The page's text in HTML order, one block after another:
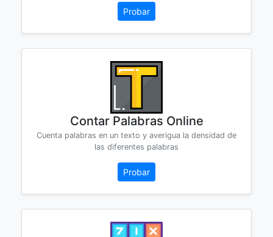
Probar
Contar Palabras Online
Cuenta palabras en un texto y averigua la densidad de
las diferentes palabras
Probar